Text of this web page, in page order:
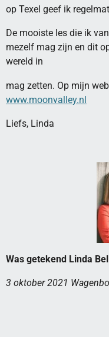
op Texel geef ik
De mooiste les die ik
mezelf mag zijn en dit
wereld in
mag zetten. Op mijn
www.moonvalley.nl
Liefs, Linda
Was getekend Linda
3 oktober 2021